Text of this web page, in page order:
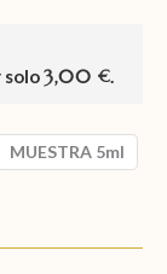
solo3,00 €.
MUESTRA 5ml